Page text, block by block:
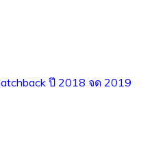
ปี 2018 จด 2019